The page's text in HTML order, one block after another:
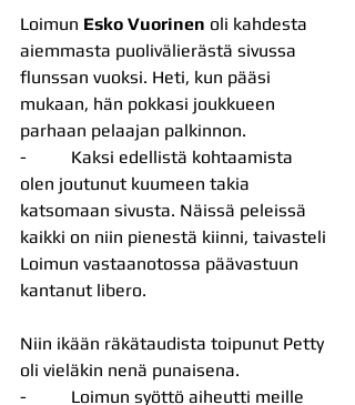
Loimun Esko Vuorinen oli kahdesta
aiemmasta puolivälierästä sivussa
flunssan vuoksi. Heti, kun pääsi
mukaan, hän pokkasi joukkueen
parhaan pelaajan palkinnon.
-          Kaksi edellistä kohtaamista
olen joutunut kuumeen takia
katsomaan sivusta. Näissä peleissä
kaikki on niin pienestä kiinni, taivasteli
Loimun vastaanotossa päävastuun
kantanut libero.
Niin ikään räkätaudista toipunut Petty
oli vieläkin nenä punaisena.
-          Loimun syöttö aiheutti meille